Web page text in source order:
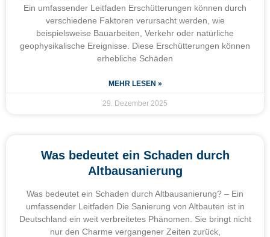
Ein umfassender Leitfaden Erschütterungen können durch
verschiedene Faktoren verursacht werden, wie
beispielsweise Bauarbeiten, Verkehr oder natürliche
geophysikalische Ereignisse. Diese Erschütterungen können
erhebliche Schäden
MEHR LESEN »
29. Dezember 2025
Was bedeutet ein Schaden durch
Altbausanierung
Was bedeutet ein Schaden durch Altbausanierung? – Ein
umfassender Leitfaden Die Sanierung von Altbauten ist in
Deutschland ein weit verbreitetes Phänomen. Sie bringt nicht
nur den Charme vergangener Zeiten zurück,